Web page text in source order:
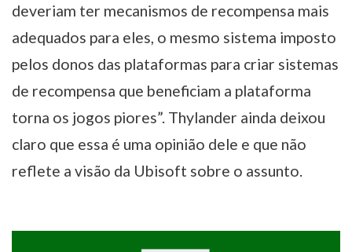
deveriam ter mecanismos de recompensa mais
adequados para eles, o mesmo sistema imposto
pelos donos das plataformas para criar sistemas
de recompensa que beneficiam a plataforma
torna os jogos piores”. Thylander ainda deixou
claro que essa é uma opinião dele e que não
reflete a visão da Ubisoft sobre o assunto.